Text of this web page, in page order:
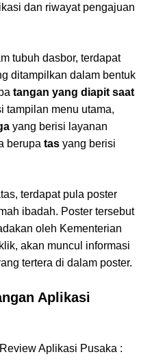
dan riwayat pengajuan
tubuh dasbor, terdapat
ditampilkan dalam bentuk
tangan yang diapit saat
tampilan menu utama,
yang berisi layanan
berupa tas yang berisi
terdapat pula poster
ibadah. Poster tersebut
oleh Kementerian
akan muncul informasi
tertera di dalam poster.
Aplikasi